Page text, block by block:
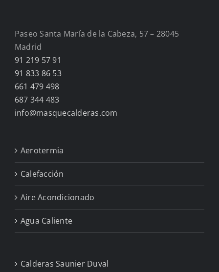
Paseo Santa María de la Cabeza, 57 – 28045
Madrid
91 219 57 91
91 833 86 53
661 479 498
687 344 483
info@masquecalderas.com
Aerotermia
Calefacción
Aire Acondicionado
Agua Caliente
Calderas Saunier Duval